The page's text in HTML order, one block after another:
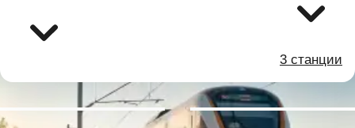
3 станции